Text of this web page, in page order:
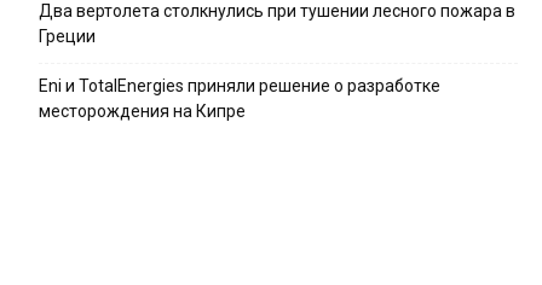
Два вертолета столкнулись при тушении лесного пожара в
Греции
Eni и TotalEnergies приняли решение о разработке
месторождения на Кипре